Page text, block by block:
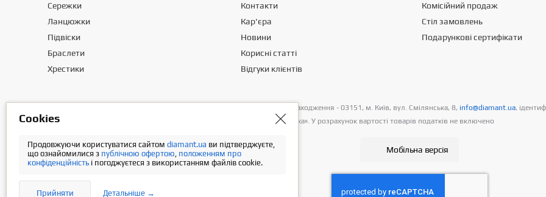
Сережки
Ланцюжки
Підвіски
Браслети
Хрестики
Контакти
Кар'єра
Новини
Корисні статті
Відгуки клієнтів
Комісійний продаж
Стіл замовлень
Подарункові сертифікати
Товариство з обмеженою вiдповiдальнiстю «ПРИКРАСИ СВІТУ». Місцезнаходження - 03151, м. Київ, вул. Смілянська, 8, info@diamant.ua,
Інформація про вартість доставки міститься у розділі «Оплата та доставка». У розрахунок вартості товарів податків не включено
Мобільна версія
Сookies
Продовжуючи користуватися сайтом diamant.ua ви підтверджуєте,
що ознайомилися з публічною офертою, положенням про
конфіденційність і погоджуєтеся з використанням файлів cookie.
Прийняти Детальніше →